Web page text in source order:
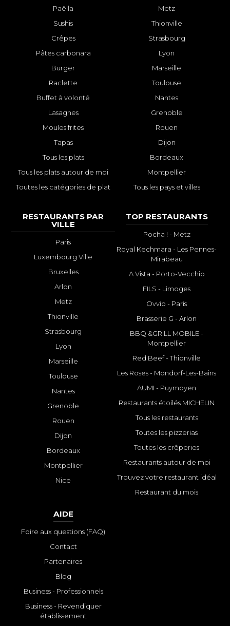
Paëlla
Sushis
Crêpes
Pâtes carbonara
Burger
Raclette
Buffet à volonté
Lasagnes
Moules frites
Tapas
Tous les plats
Tous les plats autour de moi
Toutes les catégories de plat
Metz
Thionville
Strasbourg
Lyon
Marseille
Toulouse
Nantes
Grenoble
Rouen
Dijon
Bordeaux
Montpellier
Tous les pays et villes
RESTAURANTS PAR
VILLE
Paris
Luxembourg Ville
Bruxelles
Arlon
Metz
Thionville
Strasbourg
Lyon
Marseille
Toulouse
Nantes
Grenoble
Rouen
Dijon
Bordeaux
Montpellier
Nice
TOP RESTAURANTS
Pocha ! - Metz
Royal Kechmara - Les Pennes-
Mirabeau
A Vista - Porto-Vecchio
FILS - Limoges
Ovvio - Paris
Brasserie G - Arlon
BBQ &GRILL MOBILE -
Montpellier
Red Beef - Thionville
Les Roses - Mondorf-Les-Bains
AUMI - Puymoyen
Restaurants étoilés MICHELIN
Tous les restaurants
Toutes les pizzerias
Toutes les crêperies
Restaurants autour de moi
Trouvez votre restaurant idéal
Restaurant du mois
AIDE
Foire aux questions (FAQ)
Contact
Partenaires
Blog
Business - Professionnels
Business - Revendiquer
établissement